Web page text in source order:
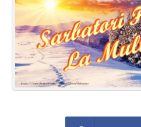
Felicitari muzicale
Felicitari muzicale personalizate
Felicitari animate